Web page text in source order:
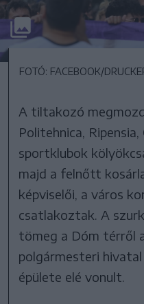
FOTÓ: FACEBOOK/
A tiltakozó
Politehnica, Ripensia,
sportklubok
majd a felnőtt
képviselői, a város
csatlakoztak. A
tömeg a Dóm térről
polgármesteri
épülete elé vonult.